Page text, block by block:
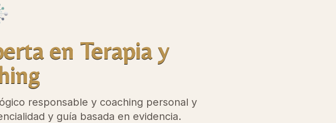
en Terapia y
responsable y coaching personal y
y guía basada en evidencia.